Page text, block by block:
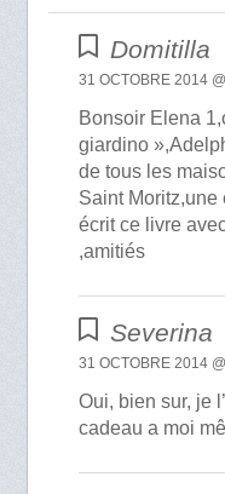
Domitilla
31 OCTOBRE 2014
Bonsoir Elena
giardino
de tous les
Saint
écrit ce livre
,amitiés
Severina
31 OCTOBRE 2014
Oui, bien sur, je
cadeau a moi